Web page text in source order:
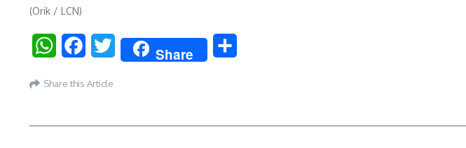
(Orik / LCN)
WhatsAppFacebookTwitter Share
Share this Article